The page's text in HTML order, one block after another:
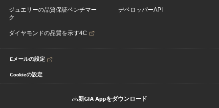
ジュエリーの品質保証ベンチマー
ク
ダイヤモンドの品質を示す4C
デベロッパーAPI
Eメールの設定
Cookieの設定
新GIA Appをダウンロード